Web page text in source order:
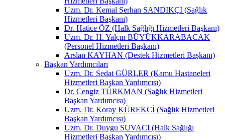
Uzm. Dr. Kemal Serhan SANDIKÇI (Sağlık
Hizmetleri Başkanı)
Dr. Hatice ÖZ (Halk Sağlığı Hizmetleri Başkanı)
Uzm. Dr. H. Yalçın BÜYÜKKARABACAK
(Personel Hizmetleri Başkanı)
Arslan KAYHAN (Destek Hizmetleri Başkanı)
Başkan Yardımcıları
Uzm. Dr. Sedat GÜRLER (Kamu Hastaneleri
Hizmetleri Başkan Yardımcısı)
Dr. Cengiz TÜRKMAN (Sağlık Hizmetleri
Başkan Yardımcısı)
Uzm. Dr. Koray KÜREKCİ (Sağlık Hizmetleri
Başkan Yardımcısı)
Uzm. Dr. Duygu SUVACI (Halk Sağlığı
Hizmetleri Başkan Yardımcısı)